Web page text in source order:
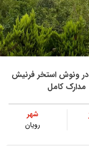
در ونوش استخر فرنیش
مدارک کامل
شهر
رویان